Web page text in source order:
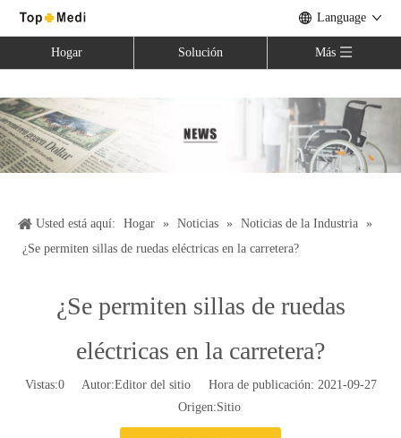
Language
Hogar Solución Más
Usted está aquí: Hogar » Noticias » Noticias de la Industria »
¿Se permiten sillas de ruedas eléctricas en la carretera?
¿Se permiten sillas de ruedas
eléctricas en la carretera?
Vistas:0Autor:Editor del sitio Hora de publicación: 2021-09-27
Origen:Sitio